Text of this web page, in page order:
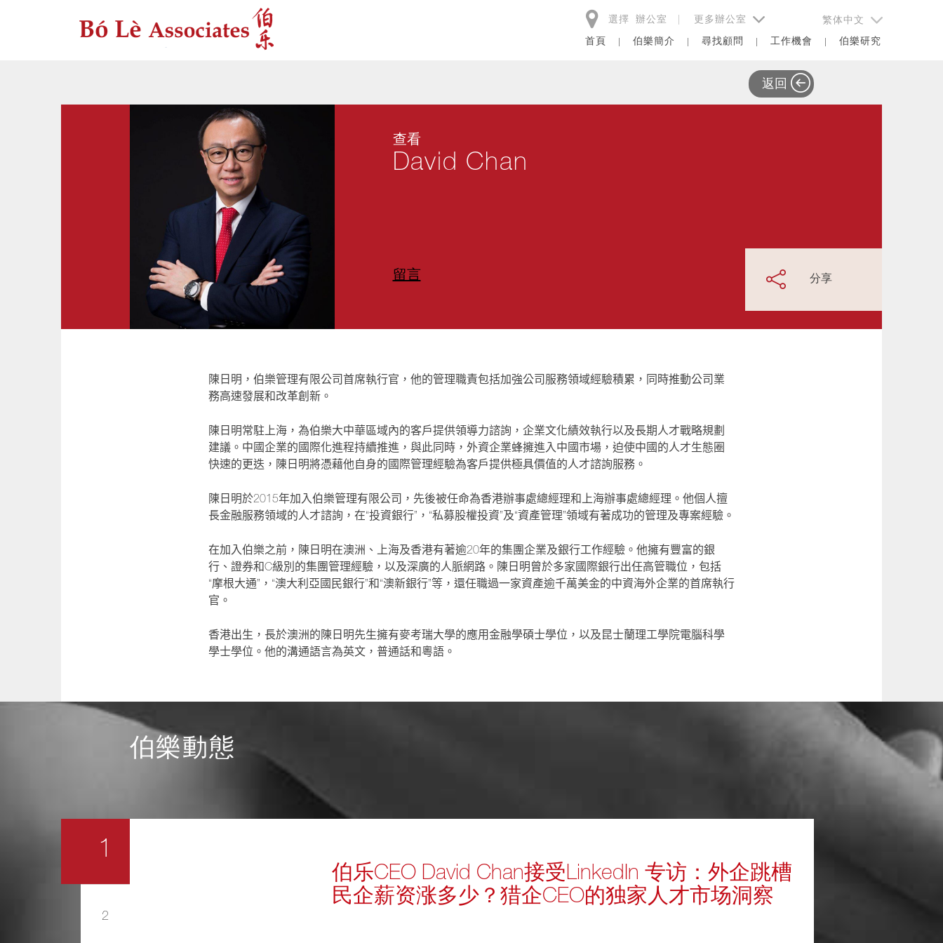
選擇 辦公室 | 更多辦公室 繁体中文
首頁 伯樂簡介 尋找顧問 工作機會 伯樂研究
返回
查看
David Chan
留言 分享
陳日明，伯樂管理有限公司 首席執行官，他的管理職責包括加強公司服務領域經驗積累，同時推動公司業
務高速發展和改革創新。
陳日明常駐上海，為伯樂大中華區域內的客戶提供領導力諮詢，企業文化績效執行以及長期人才戰略規劃
建議。中國企業的國際化進程持續推進，與此同時，外資企業蜂擁進入中國市場，迫使中國的人才生態圈
快速的更迭，陳日明將憑藉他自身的國際管理經驗為客戶提供極具價值的人才諮詢服務。
陳日明於2015年加入伯樂管理有限公司，先後被任命為香港辦事處總經理和上海辦事處總經理。他個人擅
長金融服務領域的人才諮詢，在“投資銀行” ， “私募股權投資”及“資產管理”領域有著成功的管理及專案經驗 。
在加入伯樂之前， 陳 日明在澳洲、上海及香港有著逾20年的集團企業及銀行工作經驗 。他擁有豐富的銀
行、 證券和C級別的集團管理經驗，以及深廣的人脈網路。陳日明 曾於多家國 際銀行出任高管職位，包括
“摩根大通” ， “澳大利亞國民銀行”和“澳新銀行”等， 還任職過一家資產逾千萬美金的中資海外企業的首席執行
官。
香港出生， 長於澳洲的陳日明先生擁有麥考瑞大學的應用金融學碩士學位，以及昆士蘭理工學院電腦科學
學士學位 。他的溝通語言為英文，普通話和粵語 。
伯樂動態
1
2
伯乐CEO David Chan接受LinkedIn 专访：外企跳槽
民企薪资涨多少？猎企CEO的独家人才市场洞察